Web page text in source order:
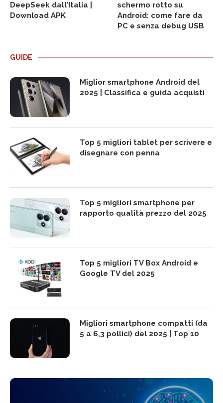
DeepSeek dall’Italia |
Download APK
schermo rotto su
Android: come fare da
PC e senza debug USB
GUIDE
Miglior smartphone Android del
2025 | Classifica e guida acquisti
Top 5 migliori tablet per scrivere e
disegnare con penna
Top 5 migliori smartphone per
rapporto qualità prezzo del 2025
Top 5 migliori TV Box Android e
Google TV del 2025
Migliori smartphone compatti (da
5 a 6,3 pollici) del 2025 | Top 10